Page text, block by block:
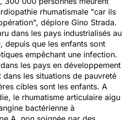
rhumatismale "car ils
déplore Gino Strada.
dans les pays industrialisés au
depuis que les enfants sont
empêchant une infection.
les pays en développement
les situations de pauvreté
cibles sont les enfants. A
le rhumatisme articulaire aigu
bactérienne à